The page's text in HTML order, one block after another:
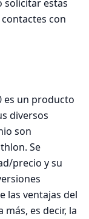
solicitar estas
con
es un producto
diversos
son
Se
precio y su
las ventajas del
más, es decir, la